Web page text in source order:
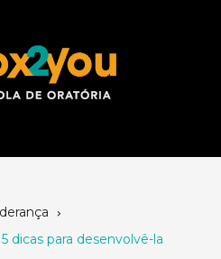
dicas para desenvolvê-la